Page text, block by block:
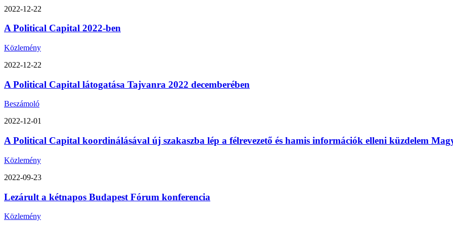
2022-12-22
A Political Capital 2022-ben
Közlemény
2022-12-22
A Political Capital látogatása Tajvanra 2022 decemberében
Beszámoló
2022-12-01
A Political Capital koordinálásával új szakaszba lép a félrevezető és hamis információk elleni küzdelem
Közlemény
2022-09-23
Lezárult a kétnapos Budapest Fórum konferencia
Közlemény